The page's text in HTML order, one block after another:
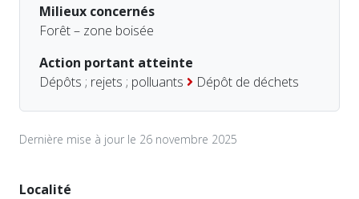
Milieux concernés
Forêt – zone boisée
Action portant atteinte
Dépôts ; rejets ; polluants
Dépôt de déchets
Dernière mise à jour le 26 novembre 2025
Localité